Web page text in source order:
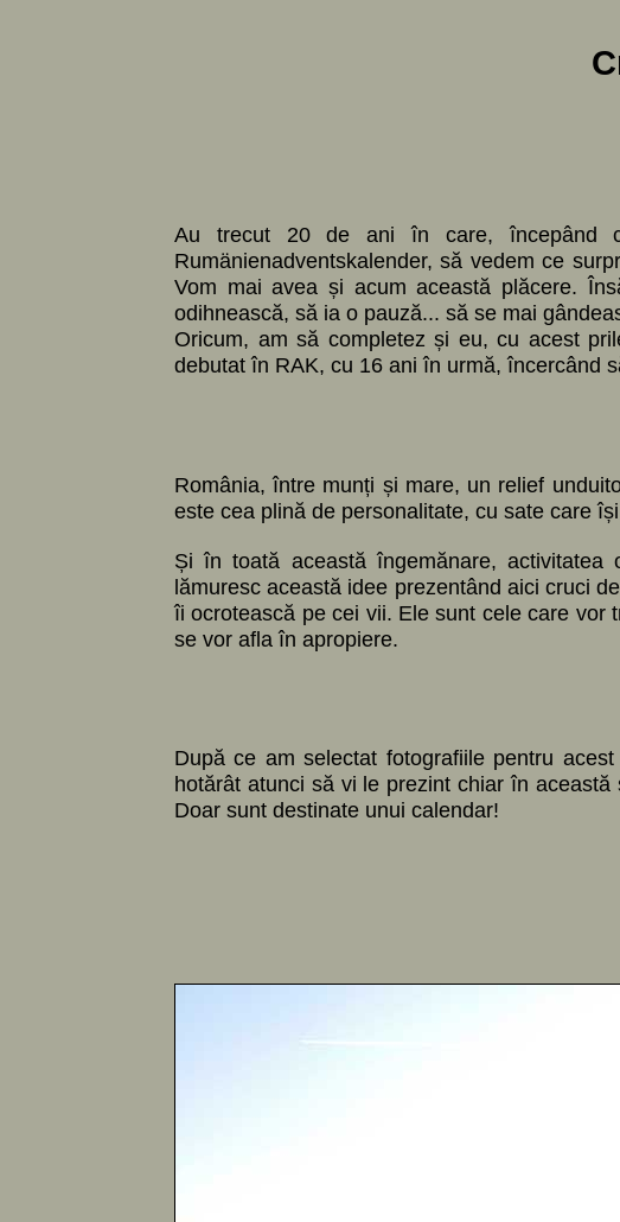
Au trecut 20 de ani în care, începând
Rumänienadventskalender, să vedem ce
Vom mai avea și acum această plăcere.
odihnească, să ia o pauză... să se mai
Oricum, am să completez și eu, cu acest
debutat în RAK, cu 16 ani în urmă, încercând
România, între munți și mare, un relief
este cea plină de personalitate, cu sate care
Și în toată această îngemănare,
lămuresc această idee prezentând aici cruci
îi ocrotească pe cei vii. Ele sunt cele care vor
se vor afla în apropiere.
După ce am selectat fotografiile pentru
hotărât atunci să vi le prezint chiar în
Doar sunt destinate unui calendar!